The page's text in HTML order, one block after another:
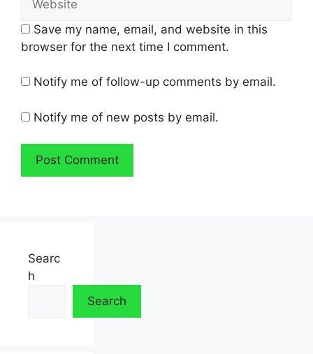
Save my name, email, and website in this
browser for the next time I comment.
Notify me of follow-up comments by email.
Notify me of new posts by email.
Searc
h
Search